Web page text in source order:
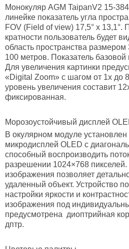
Монокуляр AGM TaipanV2 15-
линейке показатель угла
FOV (Field of view) 17,5° х
кратности пользователь будет
область пространства
100 метров. Показатель базовой
Для увеличения картинки
«Digital Zoom» с шагом от 1х до
уровень увеличения составит
фиксированная.
Морозоустойчивый дисплей
В окулярном модуле
микродисплей OLED с
способный воспроизводить
разрешении 1024×768
изображения позволяет
удаленный объект. Устройство
настройки яркости и
изображения под
предусмотрена диоптрийная
дптр.